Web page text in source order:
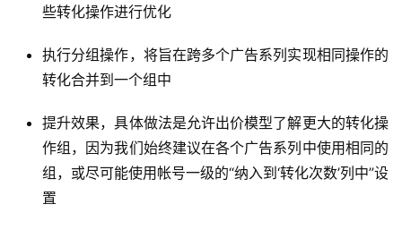
些转化操作进行优化
执行分组操作，将旨在跨多个广告系列实现相同操作的
转化合并到一个组中
提升效果，具体做法是允许出价模型了解更大的转化操
作组，因为我们始终建议在各个广告系列中使用相同的
组，或尽可能使用帐号一级的“纳入到‘转化次数’列中”设
置